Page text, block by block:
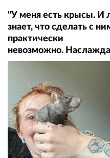
"У меня есть крысы. И
знает, что сделать с
практически
невозможно.